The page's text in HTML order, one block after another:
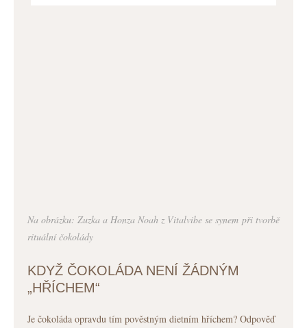
Na obrázku: Zuzka a Honza Noah z Vitalvibe se synem při tvorbě
rituální čokolády
KDYŽ ČOKOLÁDA NENÍ ŽÁDNÝM
„HŘÍCHEM“
Je čokoláda opravdu tím pověstným dietním hříchem? Odpověď